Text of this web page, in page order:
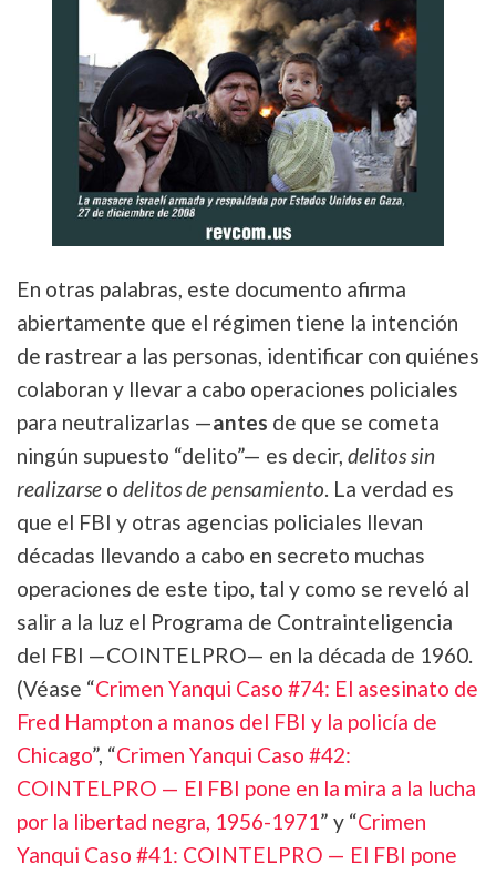
En otras palabras, este documento afirma
abiertamente que el régimen tiene la intención
de rastrear a las personas, identificar con quiénes
colaboran y llevar a cabo operaciones policiales
para neutralizarlas —antes de que se cometa
ningún supuesto “delito”— es decir, delitos sin
realizarse o delitos de pensamiento. La verdad es
que el FBI y otras agencias policiales llevan
décadas llevando a cabo en secreto muchas
operaciones de este tipo, tal y como se reveló al
salir a la luz el Programa de Contrainteligencia
del FBI —COINTELPRO— en la década de 1960.
(Véase “Crimen Yanqui Caso #74: El asesinato de
Fred Hampton a manos del FBI y la policía de
Chicago”, “Crimen Yanqui Caso #42:
COINTELPRO — El FBI pone en la mira a la lucha
por la libertad negra, 1956-1971” y “Crimen
Yanqui Caso #41: COINTELPRO — El FBI pone